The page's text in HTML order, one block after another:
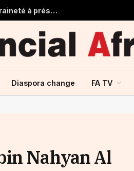
Guinée et monnaie unique de la CEDEAO : une souveraineté à préserver, une intégration à repenser
Diaspora change FA TV
Nahyan Al